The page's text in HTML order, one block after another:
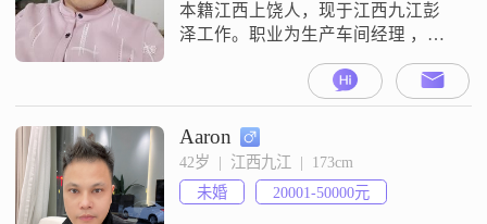
本籍江西上饶人，现于江西九江彭
泽工作。职业为生产车间经理 ，月
点宅。喜欢看电影 ，听歌 。
Aaron
42岁  |  江西九江  |  173cm
未婚
20001-50000元